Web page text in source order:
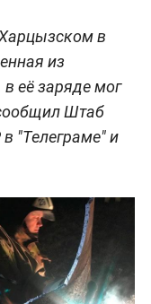
в
из
её заряде мог
Штаб
"Телеграме" и